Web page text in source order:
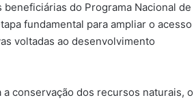
do Programa Nacional de
fundamental para ampliar o acesso
voltadas ao desenvolvimento
conservação dos recursos naturais, o